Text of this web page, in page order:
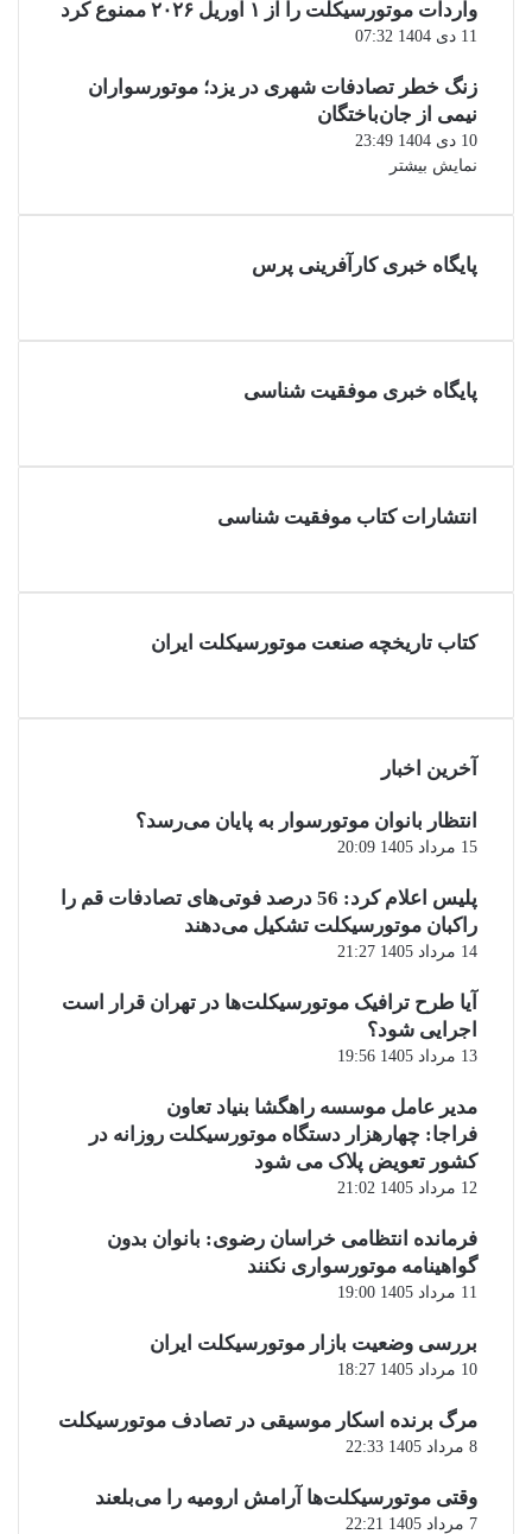
واردات موتورسیکلت را از ۱ آوریل ۲۰۲۶ ممنوع کرد
11 دی 1404 07:32
زنگ خطر تصادفات شهری در یزد؛ موتورسواران
نیمی از جان‌باختگان
10 دی 1404 23:49
نمایش بیشتر
پایگاه خبری کارآفرینی پرس
پایگاه خبری موفقیت شناسی
انتشارات کتاب موفقیت شناسی
کتاب تاریخچه صنعت موتورسیکلت ایران
آخرین اخبار
انتظار بانوان موتورسوار به پایان می‌رسد؟
15 مرداد 1405 20:09
پلیس اعلام کرد: 56 درصد فوتی‌های تصادفات قم را
راکبان موتورسیکلت تشکیل می‌دهند
14 مرداد 1405 21:27
آیا طرح ترافیک موتورسیکلت‌ها در تهران قرار است
اجرایی شود؟
13 مرداد 1405 19:56
مدیر عامل موسسه راهگشا بنیاد تعاون
فراجا: چهارهزار دستگاه موتورسیکلت روزانه در
کشور تعویض پلاک می شود
12 مرداد 1405 21:02
فرمانده انتظامی خراسان رضوی: بانوان بدون
گواهینامه موتورسواری نکنند
11 مرداد 1405 19:00
بررسی وضعیت بازار موتورسیکلت ایران
10 مرداد 1405 18:27
مرگ برنده اسکار موسیقی در تصادف موتورسیکلت
8 مرداد 1405 22:33
وقتی موتورسیکلت‌ها آرامش ارومیه را می‌بلعند
7 مرداد 1405 22:21